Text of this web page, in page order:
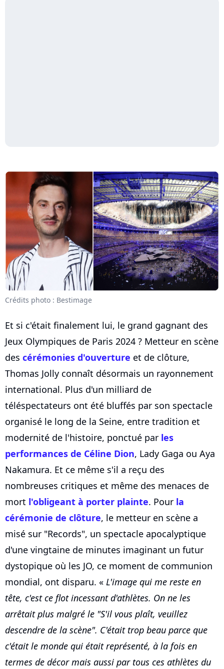
Crédits photo : Bestimage
Et si c'était finalement lui, le grand gagnant des
Jeux Olympiques de Paris 2024 ? Metteur en scène
des cérémonies d'ouverture et de clôture,
Thomas Jolly connaît désormais un rayonnement
international. Plus d'un milliard de
téléspectateurs ont été bluffés par son spectacle
organisé le long de la Seine, entre tradition et
modernité de l'histoire, ponctué par les
performances de Céline Dion, Lady Gaga ou Aya
Nakamura. Et ce même s'il a reçu des
nombreuses critiques et même des menaces de
mort l'obligeant à porter plainte. Pour la
cérémonie de clôture, le metteur en scène a
misé sur "Records", un spectacle apocalyptique
d'une vingtaine de minutes imaginant un futur
dystopique où les JO, ce moment de communion
mondial, ont disparu. « L'image qui me reste en
tête, c'est ce flot incessant d'athlètes. On ne les
arrêtait plus malgré le "S'il vous plaît, veuillez
descendre de la scène". C'était trop beau parce que
c'était le monde qui était représenté, à la fois en
termes de décor mais aussi par tous ces athlètes du